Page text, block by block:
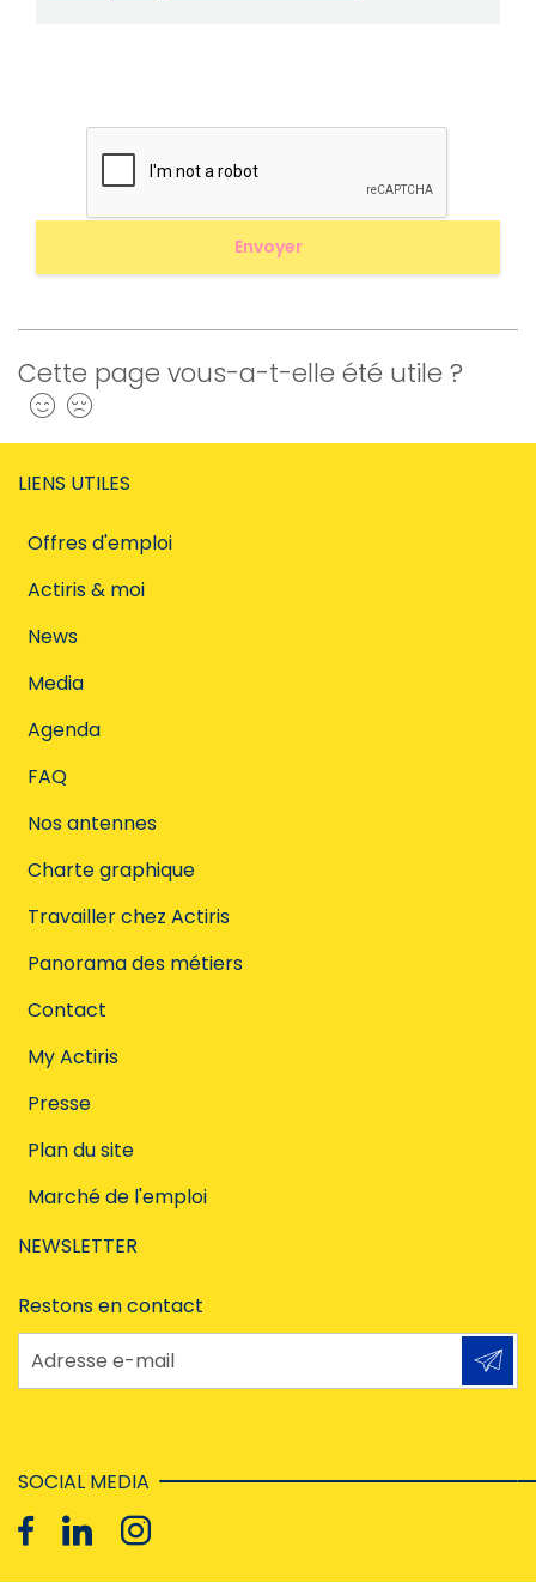
Cette page vous-a-t-elle été utile ?
Oui
LIENS UTILES
Offres d'emploi
Actiris & moi
News
Media
Agenda
FAQ
Nos antennes
Charte graphique
Travailler chez Actiris
Panorama des métiers
Contact
My Actiris
Presse
Plan du site
Marché de l'emploi
NEWSLETTER
Restons en contact
Adresse e-mail
SOCIAL MEDIA